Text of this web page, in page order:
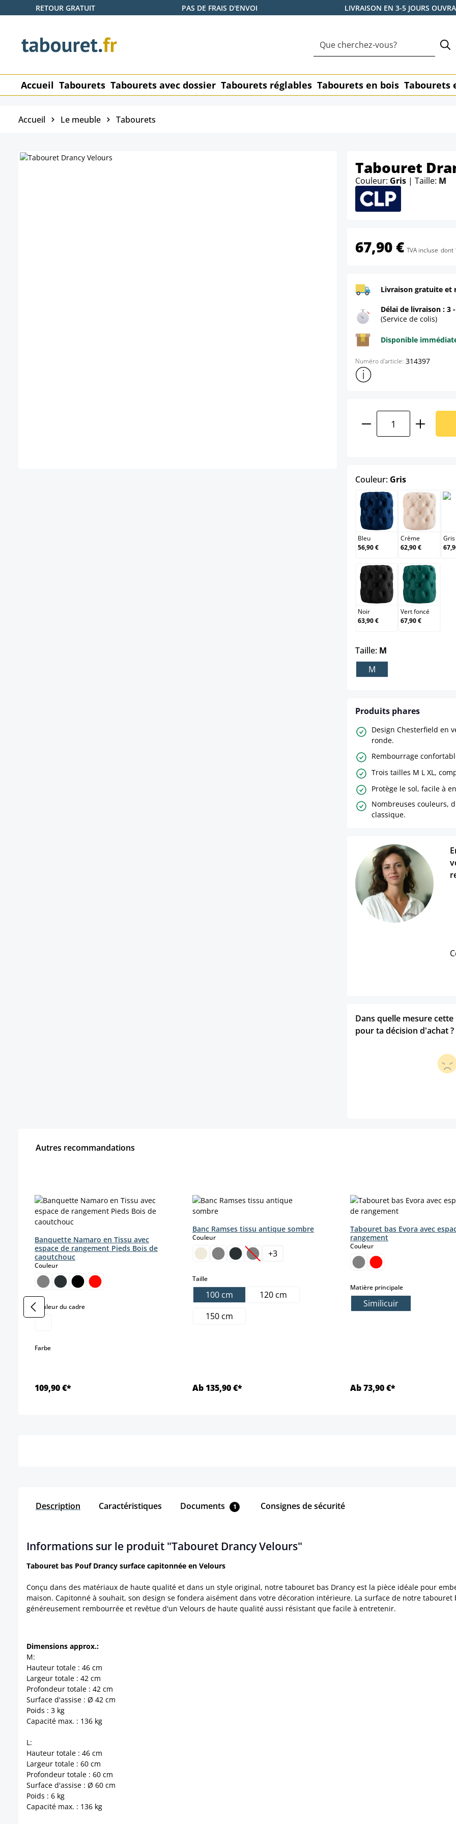
au contenu principal
Passer à la recherche
Passer à la navigation principale
RETOUR GRATUIT PAS DE FRAIS D'ENVOI LIVRAISON EN 3-5 JOURS
Accueil Tabourets Tabourets avec dossier Tabourets réglables Tabourets en bois Tabourets
Accueil Le meuble Tabourets
Tabouret
Couleur: Gris | Taille: M
67,90 € TVA incluse dont
Livraison gratuite et
Délai de livraison : 3
(Service de colis)
Disponible
Numéro d'article: 314397
Afficher plus d'informations
Quantité de
Couleur: Grisselect
Bleu
Bleu
56,90 €
Crème
Crème
62,90 €
Gris
Noir
Noir
63,90 €
Vert foncé
Vert foncé
67,90 €
Taille: M
M
Produits phares
Design Chesterfield en
ronde.
Rembourrage
Trois tailles M L XL,
Protège le sol, facile à
Nombreuses couleurs,
classique.
Dans quelle mesure
pour ta décision d'achat ?
Autres recommandations
Banquette Namaro en Tissu avec
espace de rangement Pieds Bois de
caoutchouc
Couleurselect
Couleur du cadreselect
Farbeselect
109,90 €*
Banc Ramses tissu antique sombre
Couleurselect
(Cette option n'est pas disponible pour le moment.)
+3
Tailleselect
100 cm
120 cm
150 cm
Ab 135,90 €*
Tabouret bas Evora avec
rangement
Couleurselect
Matière principaleselect
Similicuir
Ab 73,90 €*
Description Caractéristiques Documents 1 Consignes de sécurité
Informations sur le produit "Tabouret Drancy Velours"
Tabouret bas Pouf Drancy surface capitonnée en Velours
Conçu dans des matériaux de haute qualité et dans un style original, notre tabouret bas Drancy est la pièce idéale pour
maison. Capitonné à souhait, son design se fondera aisément dans votre décoration intérieure. La surface de notre
généreusement rembourrée et revêtue d'un Velours de haute qualité aussi résistant que facile à entretenir.
Dimensions approx.:
M:
Hauteur totale : 46 cm
Largeur totale : 42 cm
Profondeur totale : 42 cm
Surface d'assise : Ø 42 cm
Poids : 3 kg
Capacité max. : 136 kg
L:
Hauteur totale : 46 cm
Largeur totale : 60 cm
Profondeur totale : 60 cm
Surface d'assise : Ø 60 cm
Poids : 6 kg
Capacité max. : 136 kg